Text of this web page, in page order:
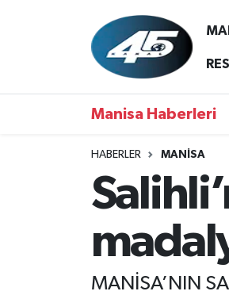
Manisa Haberleri
HABERLER MANİSA
MANİSA’NIN
MANİSA
Hava Durumu
Tüm Manşetler
Son Dakika Haberleri